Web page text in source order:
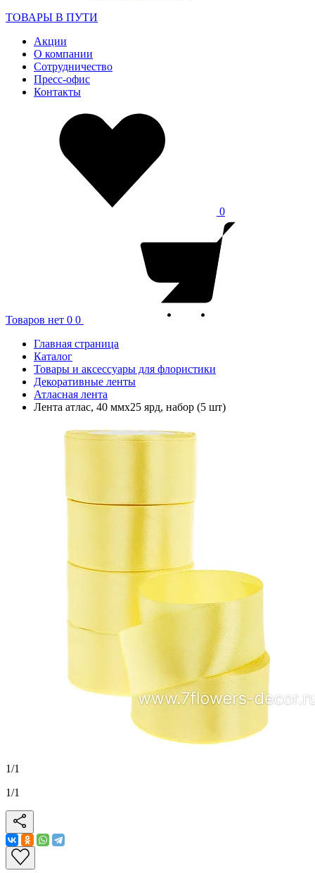
ТОВАРЫ В ПУТИ
Акции
О компании
Сотрудничество
Пресс-офис
Контакты
0
Товаров нет 0 0
Главная страница
Каталог
Товары и аксессуары для флористики
Декоративные ленты
Атласная лента
Лента атлас, 40 ммx25 ярд, набор (5 шт)
1/1
1/1